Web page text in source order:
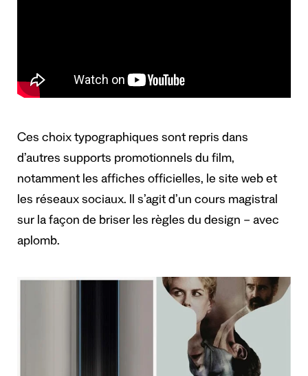
Ces choix typographiques sont repris dans
d’autres supports promotionnels du film,
notamment les affiches officielles, le site web et
les réseaux sociaux. Il s’agit d’un cours magistral
sur la façon de briser les règles du design – avec
aplomb.